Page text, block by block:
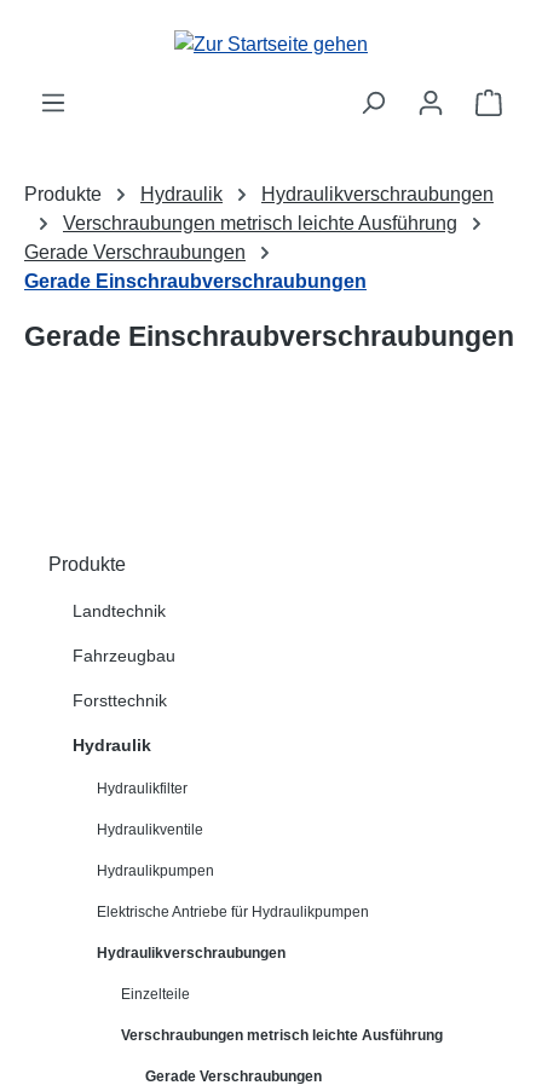
Produkte Hydraulik
Hydraulikverschraubungen
Verschraubungen metrisch leichte Ausführung
Gerade Verschraubungen
Gerade Einschraubverschraubungen
Gerade Einschraubverschraubungen
Produkte
Landtechnik
Fahrzeugbau
Forsttechnik
Hydraulik
Hydraulikfilter
Hydraulikventile
Hydraulikpumpen
Elektrische Antriebe für Hydraulikpumpen
Hydraulikverschraubungen
Einzelteile
Verschraubungen metrisch leichte Ausführung
Gerade Verschraubungen